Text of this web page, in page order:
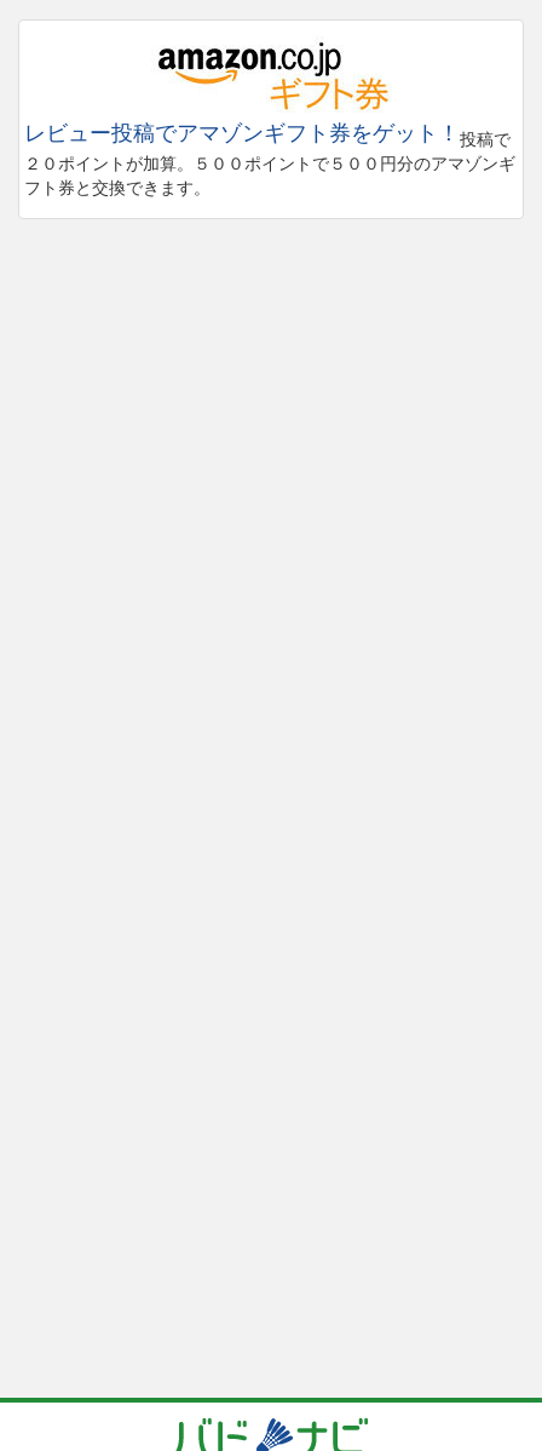
レビュー投稿でアマゾンギフト券をゲット！ 投稿で
２０ポイントが加算。５００ポイントで５００円分のアマゾンギ
フト券と交換できます。